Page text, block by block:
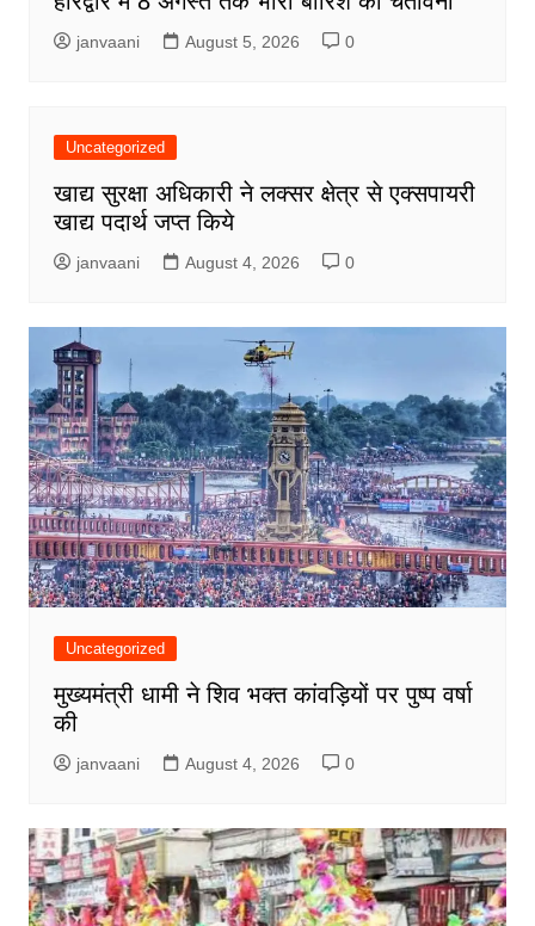
janvaani August 5, 2026 0
Uncategorized
खाद्य सुरक्षा अधिकारी ने लक्सर क्षेत्र से एक्सपायरी
खाद्य पदार्थ जप्त किये
janvaani August 4, 2026 0
Uncategorized
मुख्यमंत्री धामी ने शिव भक्त कांवड़ियों पर पुष्प वर्षा
की
janvaani August 4, 2026 0